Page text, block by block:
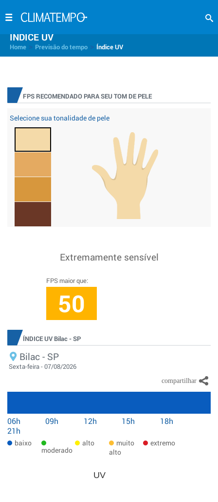
INDICE UV
Home Previsão do tempo Índice UV
FPS RECOMENDADO PARA SEU TOM DE PELE
Selecione sua tonalidade de pele
Extremamente sensível
FPS maior que:
50
ÍNDICE UV Bilac - SP
Bilac - SP
Sexta-feira - 07/08/2026
06h 09h 12h 15h
18h
21h
baixo
moderado
alto
muito
alto
extremo
UV